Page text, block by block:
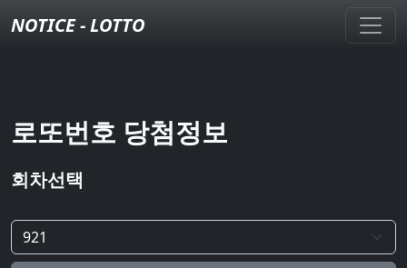
NOTICE - LOTTO
로또번호 당첨정보
회차선택